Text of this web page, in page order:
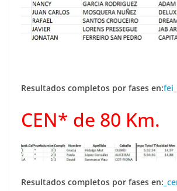
Resultados completos por fases en:
CEN* de 80 Km.
Resultados completos por fases en: